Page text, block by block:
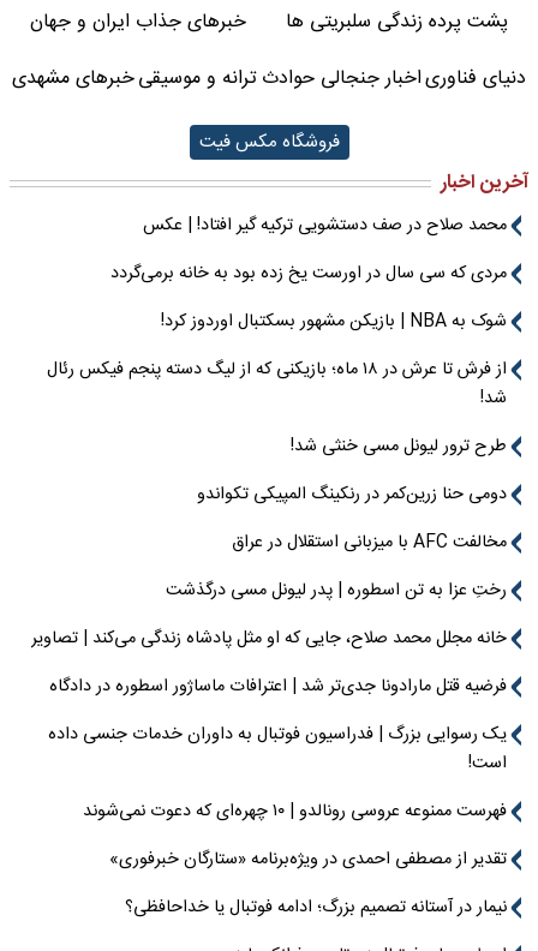
پشت پرده زندگی سلبریتی ها
خبرهای جذاب ایران و جهان
دنیای فناوریاخبار جنجالی حوادثترانه و موسیقیخبرهای مشهدی
فروشگاه مکس فیت
آخرین اخبار
محمد صلاح در صف دستشویی ترکیه گیر افتاد! | عکس
مردی که سی سال در اورست یخ زده بود به خانه برمی‌گردد
شوک به NBA | بازیکن مشهور بسکتبال اوردوز کرد!
از فرش تا عرش در ۱۸ ماه؛ بازیکنی که از لیگ دسته پنجم فیکس رئال
شد!
طرح ترور لیونل مسی خنثی شد!
دومی حنا زرین‌کمر در رنکینگ المپیکی تکواندو
مخالفت AFC با میزبانی استقلال در عراق
رختِ عزا به تن اسطوره | پدر لیونل مسی درگذشت
خانه مجلل محمد صلاح، جایی که او مثل پادشاه زندگی می‌کند | تصاویر
فرضیه قتل مارادونا جدی‌تر شد | اعترافات ماساژور اسطوره در دادگاه
یک رسوایی بزرگ | فدراسیون فوتبال به داوران خدمات جنسی داده
است!
فهرست ممنوعه عروسی رونالدو | ۱۰ چهره‌ای که دعوت نمی‌شوند
تقدیر از مصطفی احمدی در ویژه‌برنامه «ستارگان خبرفوری»
نیمار در آستانه تصمیم بزرگ؛ ادامه فوتبال یا خداحافظی؟